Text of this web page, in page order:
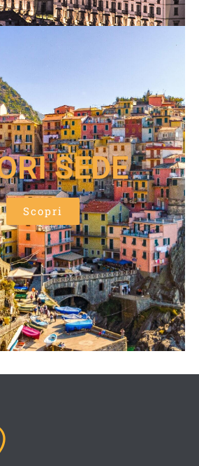
SEDE
Scopri